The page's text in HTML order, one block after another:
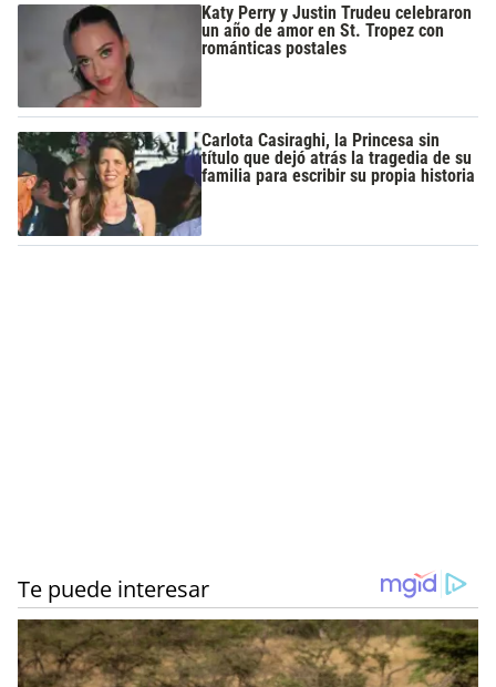
Katy Perry y Justin Trudeu celebraron
un año de amor en St. Tropez con
románticas postales
Carlota Casiraghi, la Princesa sin
título que dejó atrás la tragedia de su
familia para escribir su propia historia